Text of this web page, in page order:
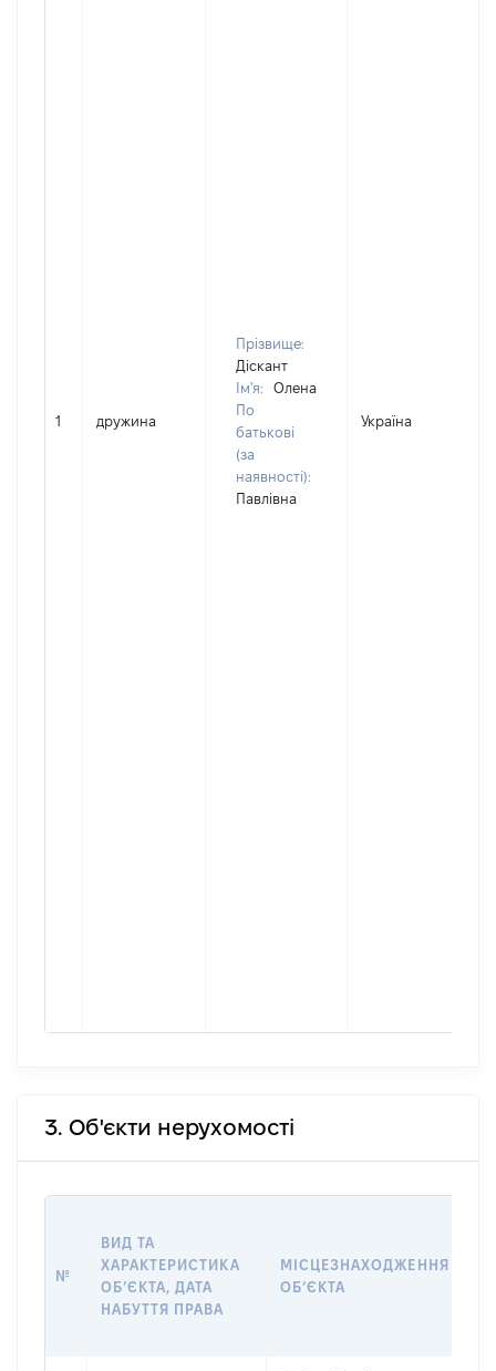
1 дружина
Прізвище:
Діскант
Ім'я:
Олена
По
батькові
(за
наявності):
Павлівна
Україна
3. Об'єкти нерухомості
№
ВИД ТА
ХАРАКТЕРИСТИКА
ОБʼЄКТА, ДАТА
НАБУТТЯ ПРАВА
МІСЦЕЗНАХОДЖЕННЯ
ОБʼЄКТА